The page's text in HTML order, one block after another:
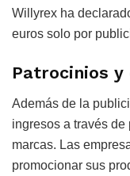
Willyrex ha
euros solo por
Patrocinios y
Además de la
ingresos a través
marcas. Las
promocionar sus